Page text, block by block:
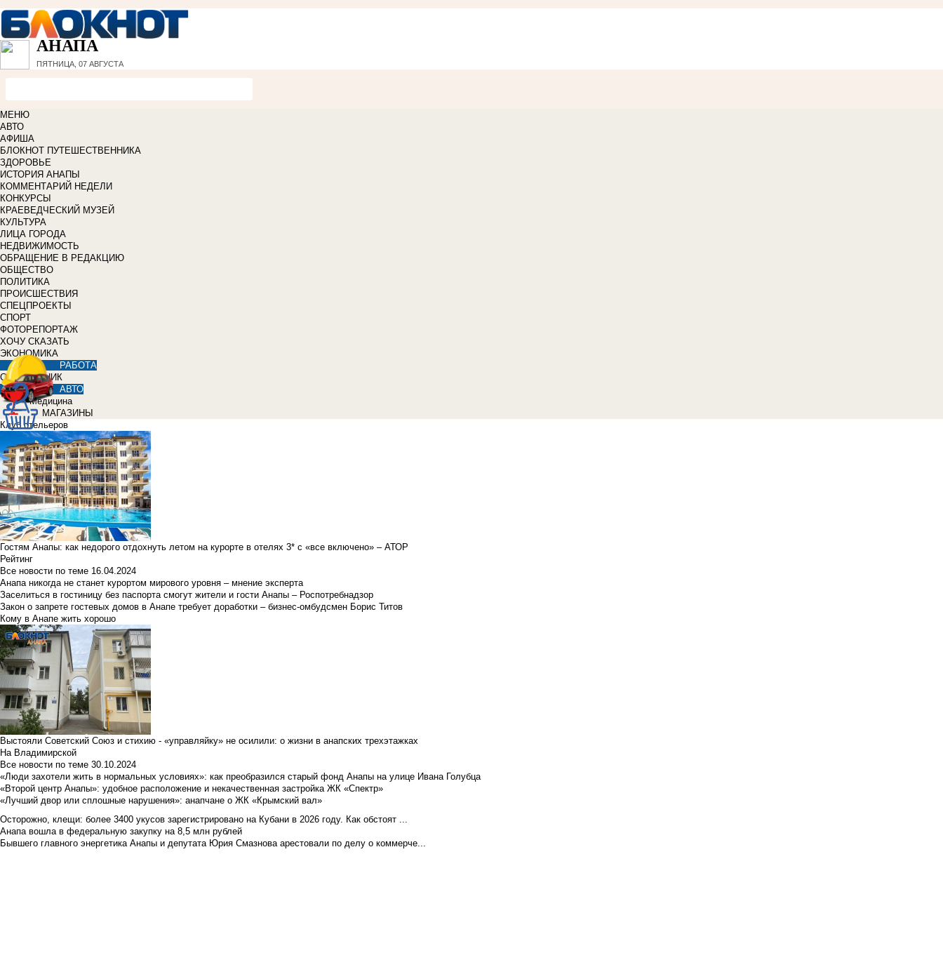
АНАПА
ПЯТНИЦА, 07 АВГУСТА
МЕНЮ
АВТО
АФИША
БЛОКНОТ ПУТЕШЕСТВЕННИКА
ЗДОРОВЬЕ
ИСТОРИЯ АНАПЫ
КОММЕНТАРИЙ НЕДЕЛИ
КОНКУРСЫ
КРАЕВЕДЧЕСКИЙ МУЗЕЙ
КУЛЬТУРА
ЛИЦА ГОРОДА
НЕДВИЖИМОСТЬ
ОБРАЩЕНИЕ В РЕДАКЦИЮ
ОБЩЕСТВО
ПОЛИТИКА
ПРОИСШЕСТВИЯ
СПЕЦПРОЕКТЫ
СПОРТ
ФОТОРЕПОРТАЖ
ХОЧУ СКАЗАТЬ
ЭКОНОМИКА
РАБОТА
СПРАВОЧНИК
АВТО
Медицина
МАГАЗИНЫ
Клуб отельеров
Гостям Анапы: как недорого отдохнуть летом на курорте в отелях 3* с «все включено» – АТОР
Рейтинг
Все новости по теме 16.04.2024
Анапа никогда не станет курортом мирового уровня – мнение эксперта
Заселиться в гостиницу без паспорта смогут жители и гости Анапы – Роспотребнадзор
Закон о запрете гостевых домов в Анапе требует доработки – бизнес-омбудсмен Борис Титов
Кому в Анапе жить хорошо
Выстояли Советский Союз и стихию - «управляйку» не осилили: о жизни в анапских трехэтажках
На Владимирской
Все новости по теме 30.10.2024
«Люди захотели жить в нормальных условиях»: как преобразился старый фонд Анапы на улице Ивана Голубца
«Второй центр Анапы»: удобное расположение и некачественная застройка ЖК «Спектр»
«Лучший двор или сплошные нарушения»: анапчане о ЖК «Крымский вал»
Осторожно, клещи: более 3400 укусов зарегистрировано на Кубани в 2026 году. Как обстоят ...
Анапа вошла в федеральную закупку на 8,5 млн рублей
Бывшего главного энергетика Анапы и депутата Юрия Смазнова арестовали по делу о коммерче...